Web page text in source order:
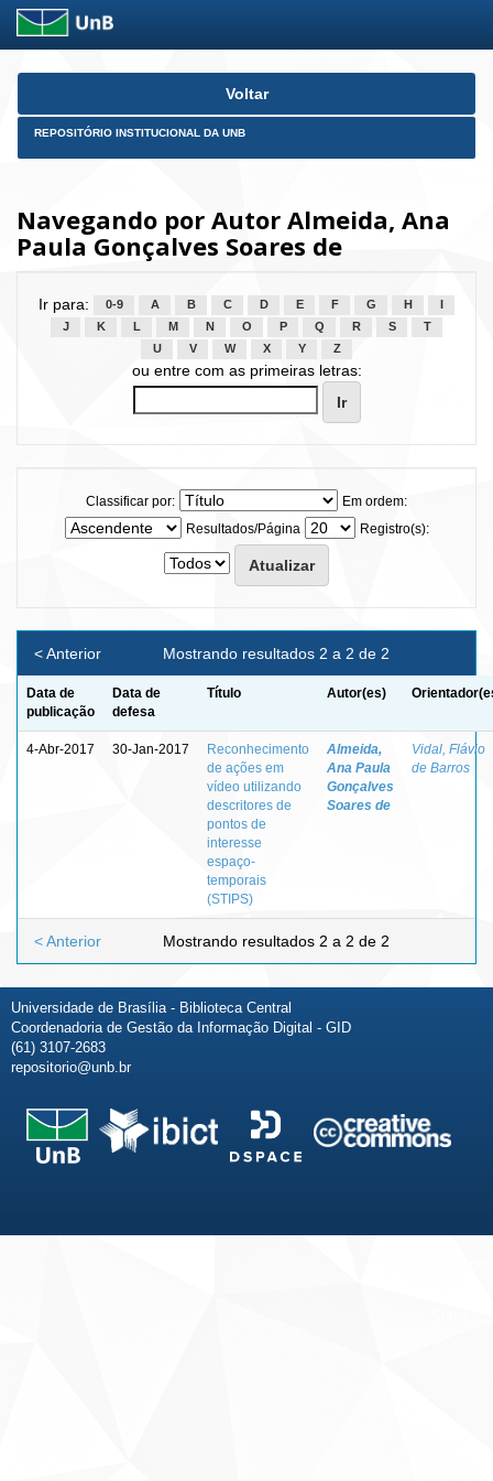
Skip
Voltar
REPOSITÓRIO INSTITUCIONAL DA UNB
Navegando por Autor Almeida, Ana
Paula Gonçalves Soares de
Ir para: 0-9 A B C D E F G H
J
K L M N O P Q R S
T
U
V W X Y Z
ou entre com as primeiras letras:
Classificar por:
Em ordem:
Resultados/Página
Registro(s):
Mostrando resultados 2 a 2 de 2
< Anterior
Data de
publicação
Data de
defesa
Título Autor(es)
4-Abr-2017 30-Jan-2017
Reconhecimento
de ações em
vídeo utilizando
descritores de
pontos de
interesse
espaço-
temporais
(STIPS)
Almeida,
Ana Paula
Gonçalves
Soares de
Vidal, Flávio
de Barros
Mostrando resultados 2 a 2 de 2
< Anterior
Universidade de Brasília - Biblioteca Central
Coordenadoria de Gestão da Informação Digital - GID
(61) 3107-2683
repositorio@unb.br